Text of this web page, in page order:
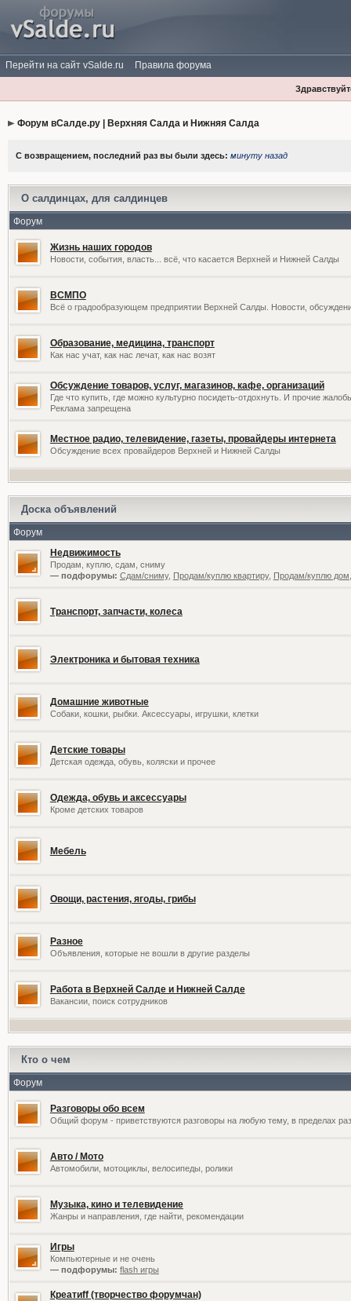
Перейти на сайт vSalde.ru Правила форума
Форум вСалде.ру | Верхняя Салда и Нижняя Салда
С возвращением, последний раз вы были здесь: минуту назад
О салдинцах, для салдинцев
Форум
Жизнь наших городов
Новости, события, власть... всё, что касается Верхней и Нижней Салды
ВСМПО
Всё о градообразующем предприятии Верхней Салды. Новости,
Образование, медицина, транспорт
Как нас учат, как нас лечат, как нас возят
Обсуждение товаров, услуг, магазинов, кафе, организаций
Где что купить, где можно культурно посидеть-отдохнуть. И прочие
Реклама запрещена
Местное радио, телевидение, газеты, провайдеры интернета
Обсуждение всех провайдеров Верхней и Нижней Салды
Доска объявлений
Форум
Недвижимость
Продам, куплю, сдам, сниму
— подфорумы: Сдам/сниму, Продам/куплю квартиру, Продам/куплю
Транспорт, запчасти, колеса
Электроника и бытовая техника
Домашние животные
Собаки, кошки, рыбки. Аксессуары, игрушки, клетки
Детские товары
Детская одежда, обувь, коляски и прочее
Одежда, обувь и аксессуары
Кроме детских товаров
Мебель
Овощи, растения, ягоды, грибы
Разное
Объявления, которые не вошли в другие разделы
Работа в Верхней Салде и Нижней Салде
Вакансии, поиск сотрудников
Кто о чем
Форум
Разговоры обо всем
Общий форум - приветствуются разговоры на любую тему, в пределах
Авто / Мото
Автомобили, мотоциклы, велосипеды, ролики
Музыка, кино и телевидение
Жанры и направления, где найти, рекомендации
Игры
Компьютерные и не очень
— подфорумы: flash игры
Креатиff (творчество форумчан)